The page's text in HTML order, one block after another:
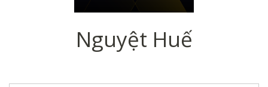
Nguyệt Huế